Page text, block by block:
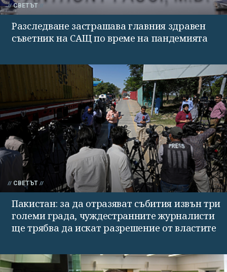
СВЕТЪТ
Разследване застрашава главния здравен
съветник на САЩ по време на пандемията
СВЕТЪТ
Пакистан: за да отразяват събития извън три
големи града, чуждестранните журналисти
ще трябва да искат разрешение от властите